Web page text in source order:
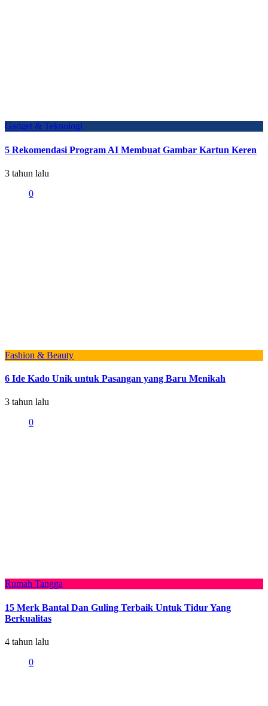
Gadget & Teknologi
5 Rekomendasi Program AI Membuat Gambar Kartun Keren
3 tahun lalu
0
Fashion & Beauty
6 Ide Kado Unik untuk Pasangan yang Baru Menikah
3 tahun lalu
0
Rumah Tangga
15 Merk Bantal Dan Guling Terbaik Untuk Tidur Yang
Berkualitas
4 tahun lalu
0